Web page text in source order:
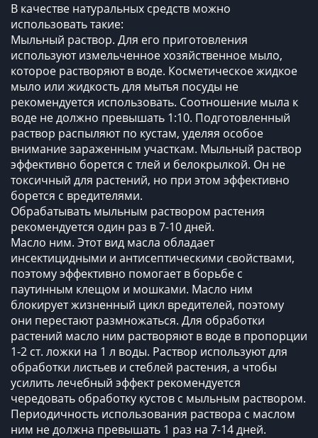
В качестве натуральных средств можно
использовать такие:
Мыльный раствор. Для его приготовления
используют измельченное хозяйственное мыло,
которое растворяют в воде. Косметическое жидкое
мыло или жидкость для мытья посуды не
рекомендуется использовать. Соотношение мыла к
воде не должно превышать 1:10. Подготовленный
раствор распыляют по кустам, уделяя особое
внимание зараженным участкам. Мыльный раствор
эффективно борется с тлей и белокрылкой. Он не
токсичный для растений, но при этом эффективно
борется с вредителями.
Обрабатывать мыльным раствором растения
рекомендуется один раз в 7-10 дней.
Масло ним. Этот вид масла обладает
инсектицидными и антисептическими свойствами,
поэтому эффективно помогает в борьбе с
паутинным клещом и мошками. Масло ним
блокирует жизненный цикл вредителей, поэтому
они перестают размножаться. Для обработки
растений масло ним растворяют в воде в пропорции
1-2 ст. ложки на 1 л воды. Раствор используют для
обработки листьев и стеблей растения, а чтобы
усилить лечебный эффект рекомендуется
чередовать обработку кустов с мыльным раствором.
Периодичность использования раствора с маслом
ним не должна превышать 1 раз на 7-14 дней.